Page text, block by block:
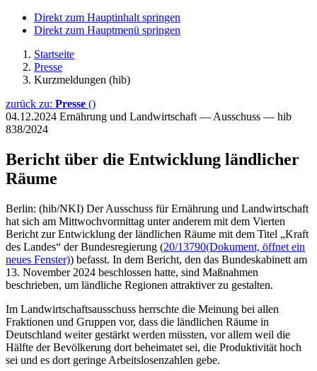
Direkt zum Hauptinhalt springen
Direkt zum Hauptmenü springen
Startseite
Presse
Kurzmeldungen (hib)
zurück zu: Presse ()
04.12.2024 Ernährung und Landwirtschaft — Ausschuss — hib
838/2024
Bericht über die Entwicklung ländlicher
Räume
Berlin: (hib/NKI) Der Ausschuss für Ernährung und Landwirtschaft
hat sich am Mittwochvormittag unter anderem mit dem Vierten
Bericht zur Entwicklung der ländlichen Räume mit dem Titel „Kraft
des Landes“ der Bundesregierung (20/13790(Dokument, öffnet ein
neues Fenster)) befasst. In dem Bericht, den das Bundeskabinett am
13. November 2024 beschlossen hatte, sind Maßnahmen
beschrieben, um ländliche Regionen attraktiver zu gestalten.
Im Landwirtschaftsausschuss herrschte die Meinung bei allen
Fraktionen und Gruppen vor, dass die ländlichen Räume in
Deutschland weiter gestärkt werden müssten, vor allem weil die
Hälfte der Bevölkerung dort beheimatet sei, die Produktivität hoch
sei und es dort geringe Arbeitslosenzahlen gebe.